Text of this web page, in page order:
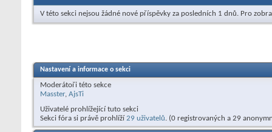
V této sekci nejsou žádné nové příspěvky za posledních 1 dnů. Pro
Nastavení a informace o sekci
Moderátoři této sekce
Masster, AjsTi
Uživatelé prohlížející tuto sekci
Sekci fóra si právě prohlíží29 uživatelů. (0 registrovaných a 29